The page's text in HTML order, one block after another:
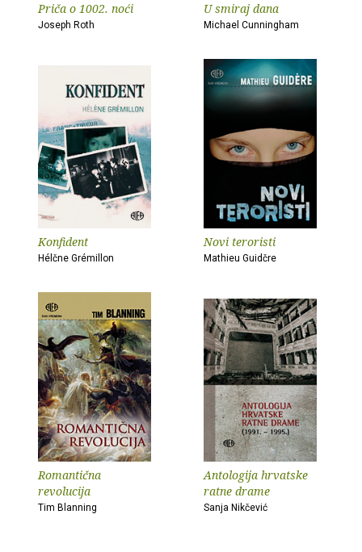
Priča o 1002. noći
Joseph Roth
U smiraj dana
Michael Cunningham
Konfident
Hélčne Grémillon
Novi teroristi
Mathieu Guidčre
Romantična
revolucija
Tim Blanning
Antologija hrvatske
ratne drame
Sanja Nikčević